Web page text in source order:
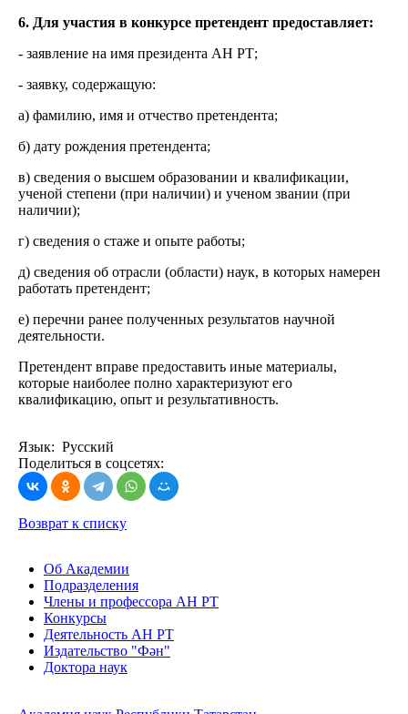
6. Для участия в конкурсе претендент предоставляет:
- заявление на имя президента АН РТ;
- заявку, содержащую:
а) фамилию, имя и отчество претендента;
б) дату рождения претендента;
в) сведения о высшем образовании и квалификации,
ученой степени (при наличии) и ученом звании (при
наличии);
г) сведения о стаже и опыте работы;
д) сведения об отрасли (области) наук, в которых намерен
работать претендент;
е) перечни ранее полученных результатов научной
деятельности.
Претендент вправе предоставить иные материалы,
которые наиболее полно характеризуют его
квалификацию, опыт и результативность.
Язык: Русский
Поделиться в соцсетях:
Возврат к списку
Об Академии
Подразделения
Члены и профессора АН РТ
Конкурсы
Деятельность АН РТ
Издательство "Фән"
Доктора наук